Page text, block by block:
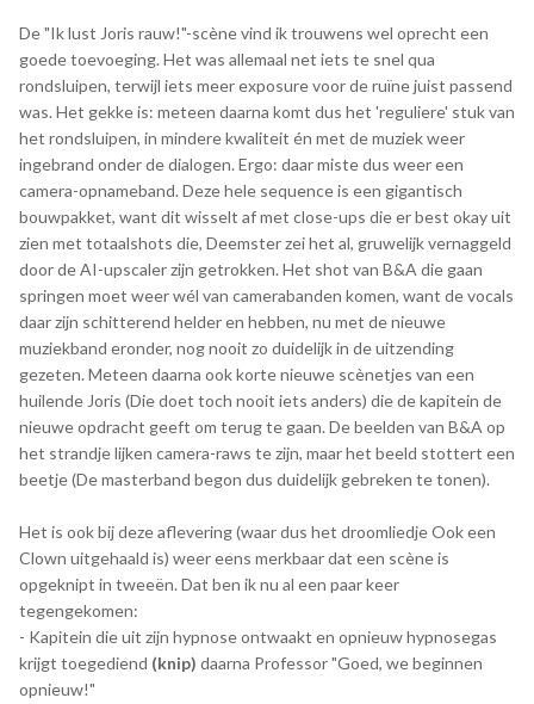
De "Ik lust Joris rauw!"-scène vind ik trouwens wel oprecht een
goede toevoeging. Het was allemaal net iets te snel qua
rondsluipen, terwijl iets meer exposure voor de ruïne juist passend
was. Het gekke is: meteen daarna komt dus het 'reguliere' stuk van
het rondsluipen, in mindere kwaliteit én met de muziek weer
ingebrand onder de dialogen. Ergo: daar miste dus weer een
camera-opnameband. Deze hele sequence is een gigantisch
bouwpakket, want dit wisselt af met close-ups die er best okay uit
zien met totaalshots die, Deemster zei het al, gruwelijk vernaggeld
door de AI-upscaler zijn getrokken. Het shot van B&A die gaan
springen moet weer wél van camerabanden komen, want de vocals
daar zijn schitterend helder en hebben, nu met de nieuwe
muziekband eronder, nog nooit zo duidelijk in de uitzending
gezeten. Meteen daarna ook korte nieuwe scènetjes van een
huilende Joris (Die doet toch nooit iets anders) die de kapitein de
nieuwe opdracht geeft om terug te gaan. De beelden van B&A op
het strandje lijken camera-raws te zijn, maar het beeld stottert een
beetje (De masterband begon dus duidelijk gebreken te tonen).
Het is ook bij deze aflevering (waar dus het droomliedje Ook een
Clown uitgehaald is) weer eens merkbaar dat een scène is
opgeknipt in tweeën. Dat ben ik nu al een paar keer
tegengekomen:
- Kapitein die uit zijn hypnose ontwaakt en opnieuw hypnosegas
krijgt toegediend (knip) daarna Professor "Goed, we beginnen
opnieuw!"